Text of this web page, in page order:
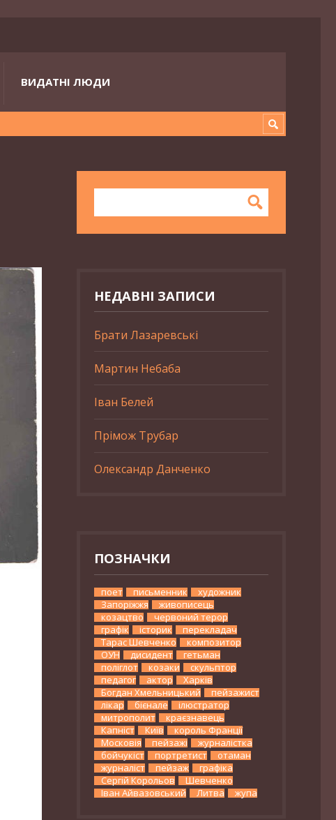
ВИДАТНІ ЛЮДИ
НЕДАВНІ ЗАПИСИ
Брати Лазаревські
Мартин Небаба
Іван Белей
Прімож Трубар
Олександр Данченко
ПОЗНАЧКИ
поет письменник
художник
Запоріжжя
живописець
козацтво
червоний терор
графік
історик
перекладач
Тарас Шевченко
композитор
ОУН
дисидент
гетьман
поліглот
козаки
скульптор
педагог
актор
Харків
Богдан Хмельницький
пейзажист
лікар
бієнале
ілюстратор
митрополит
краєзнавець
Капніст
Київ
король Франції
Московія
пейзажі
журналістка
бойчукіст
портретист
отаман
журналіст
пейзаж
графіка
Сергій Корольов
Шевченко
Іван Айвазовський
Литва жупа